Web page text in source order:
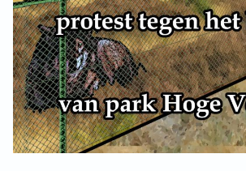
VB AMSTERDAM
VRIJ COLLECTIEF KORTRIJK
LEUVENSE ANARCHISTISCHE
VB BELGIË
Concert
Discussie
lezing